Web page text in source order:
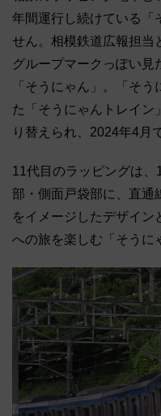
年間運行し続けている「
せん。相模鉄道広報担当
グループマークっぽい見
「そうにゃん」。「そ
た「そうにゃんトレイン
り替えられ、2024年4月
11代目のラッピングは
部・側面戸袋部に、直通
をイメージしたデザイン
への旅を楽しむ「そうに